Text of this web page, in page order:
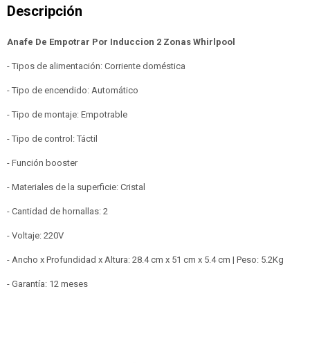
Anafe De Empotrar Por Induccion 2 Zonas Whirlpool
- Tipos de alimentación: Corriente doméstica
- Tipo de encendido: Automático
- Tipo de montaje: Empotrable
- Tipo de control: Táctil
- Función booster
- Materiales de la superficie: Cristal
- Cantidad de hornallas: 2
- Voltaje: 220V
- Ancho x Profundidad x Altura: 28.4 cm x 51 cm x 5.4 cm | Peso: 5.2Kg
- Garantía: 12 meses